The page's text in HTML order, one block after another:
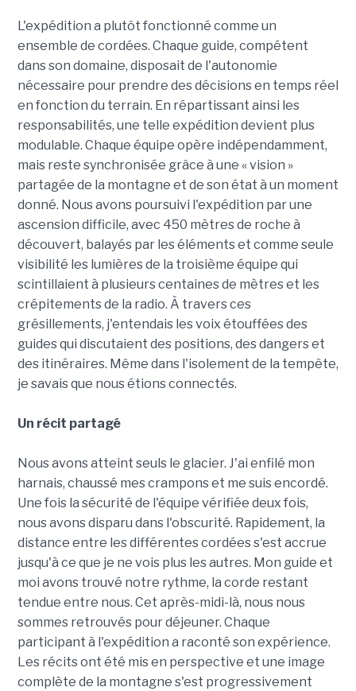
L'expédition a plutôt fonctionné comme un
ensemble de cordées. Chaque guide, compétent
dans son domaine, disposait de l'autonomie
nécessaire pour prendre des décisions en temps réel
en fonction du terrain. En répartissant ainsi les
responsabilités, une telle expédition devient plus
modulable. Chaque équipe opère indépendamment,
mais reste synchronisée grâce à une « vision »
partagée de la montagne et de son état à un moment
donné. Nous avons poursuivi l'expédition par une
ascension difficile, avec 450 mètres de roche à
découvert, balayés par les éléments et comme seule
visibilité les lumières de la troisième équipe qui
scintillaient à plusieurs centaines de mètres et les
crépitements de la radio. À travers ces
grésillements, j'entendais les voix étouffées des
guides qui discutaient des positions, des dangers et
des itinéraires. Même dans l'isolement de la tempête,
je savais que nous étions connectés.
Un récit partagé
Nous avons atteint seuls le glacier. J'ai enfilé mon
harnais, chaussé mes crampons et me suis encordé.
Une fois la sécurité de l'équipe vérifiée deux fois,
nous avons disparu dans l'obscurité. Rapidement, la
distance entre les différentes cordées s'est accrue
jusqu'à ce que je ne vois plus les autres. Mon guide et
moi avons trouvé notre rythme, la corde restant
tendue entre nous. Cet après-midi-là, nous nous
sommes retrouvés pour déjeuner. Chaque
participant à l'expédition a raconté son expérience.
Les récits ont été mis en perspective et une image
complète de la montagne s'est progressivement